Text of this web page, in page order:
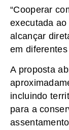
“Cooperar
executada
alcançar
em
A proposta
incluindo
para a